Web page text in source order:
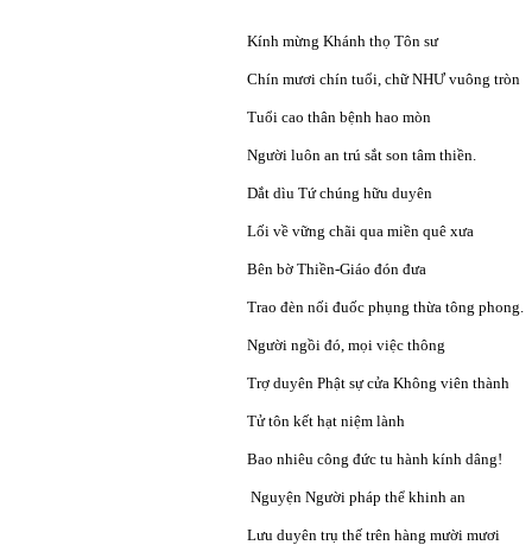
Kính mừng Khánh thọ Tôn sư
Chín mươi chín tuổi, chữ NHƯ vuông tròn
Tuổi cao thân bệnh hao mòn
Người luôn an trú sắt son tâm thiền.
Dắt dìu Tứ chúng hữu duyên
Lối về vững chãi qua miền quê xưa
Bên bờ Thiền-Giáo đón đưa
Trao đèn nối đuốc phụng thừa tông phong.
Người ngồi đó, mọi việc thông
Trợ duyên Phật sự cửa Không viên thành
Tử tôn kết hạt niệm lành
Bao nhiêu công đức tu hành kính dâng!
Nguyện Người pháp thể khinh an
Lưu duyên trụ thế trên hàng mười mươi